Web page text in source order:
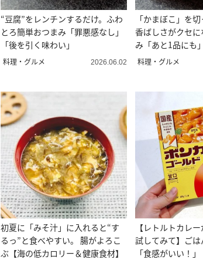
“豆腐”をレンチンするだけ。ふわ
とろ簡単おつまみ「罪悪感なし」
「後を引く味わい」
料理・グルメ 2026.06.02
「かまぼこ」を
香ばしさがクセ
み「あと1品にも」
料理・グルメ
初夏に「みそ汁」に入れると“す
るっ”と食べやすい。 腸がよろこ
ぶ【海の低カロリー＆健康食材】
【レトルトカレ
試してみて】ご
「食感がいい！」